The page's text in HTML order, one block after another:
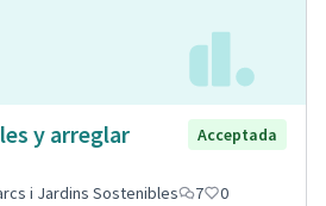
y arreglar
Acceptada
i Jardins Sostenibles 7 0